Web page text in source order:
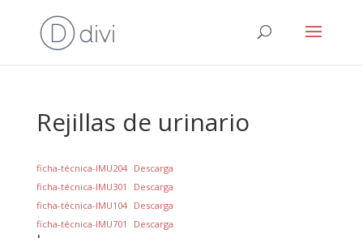
Rejillas de urinario
ficha-técnica-IMU204
Descarga
ficha-técnica-IMU301
Descarga
ficha-técnica-IMU104
Descarga
ficha-técnica-IMU701
Descarga